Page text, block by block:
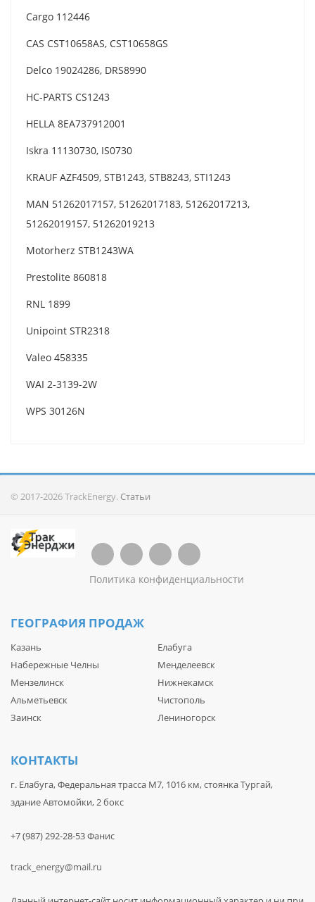
Cargo 112446
CAS CST10658AS, CST10658GS
Delco 19024286, DRS8990
HC-PARTS CS1243
HELLA 8EA737912001
Iskra 11130730, IS0730
KRAUF AZF4509, STB1243, STB8243, STI1243
MAN 51262017157, 51262017183, 51262017213,
51262019157, 51262019213
Motorherz STB1243WA
Prestolite 860818
RNL 1899
Unipoint STR2318
Valeo 458335
WAI 2-3139-2W
WPS 30126N
© 2017-2026 TrackEnergy. Статьи
Политика конфиденциальности
ГЕОГРАФИЯ ПРОДАЖ
Казань
Набережные Челны
Мензелинск
Альметьевск
Заинск
Елабуга
Менделеевск
Нижнекамск
Чистополь
Лениногорск
КОНТАКТЫ
г. Елабуга, Федеральная трасса М7, 1016 км, стоянка Тургай,
здание Автомойки, 2 бокс
+7 (987) 292-28-53 Фанис
track_energy@mail.ru